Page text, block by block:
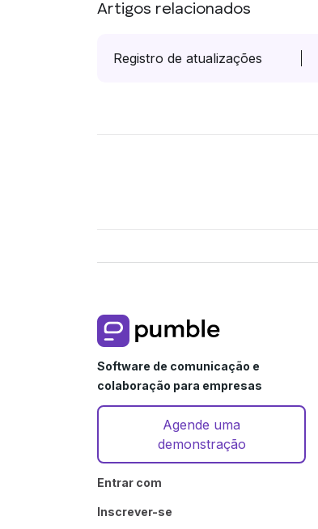
Artigos relacionados
Registro de atualizações
Software de comunicação e
colaboração para empresas
Agende uma
demonstração
Entrar com
Inscrever-se